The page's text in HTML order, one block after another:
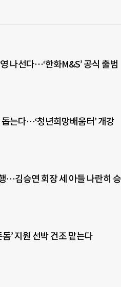
나선다…‘한화M&S’ 공식 출범
는다…‘청년희망배움터’ 개강
…김승연 회장 세 아들 나란히
’ 지원 선박 건조 맡는다